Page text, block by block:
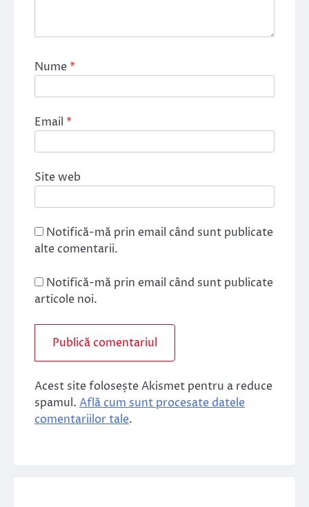
Nume*
Email *
Site web
Notifică-mă prin email când sunt publicate
alte comentarii.
Notifică-mă prin email când sunt publicate
articole noi.
Acest site folosește Akismet pentru a reduce
spamul. Află cum sunt procesate datele
comentariilor tale.